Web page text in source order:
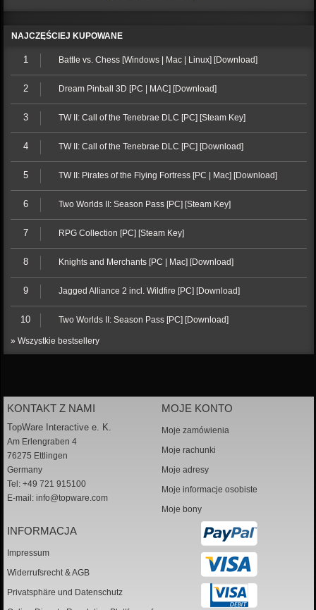
NAJCZĘŚCIEJ KUPOWANE
1 Battle vs. Chess [Windows | Mac | Linux] [Download]
2 Dream Pinball 3D [PC | MAC] [Download]
3 TW II: Call of the Tenebrae DLC [PC] [Steam Key]
4 TW II: Call of the Tenebrae DLC [PC] [Download]
5 TW II: Pirates of the Flying Fortress [PC | Mac] [Download]
6 Two Worlds II: Season Pass [PC] [Steam Key]
7 RPG Collection [PC] [Steam Key]
8 Knights and Merchants [PC | Mac] [Download]
9 Jagged Alliance 2 incl. Wildfire [PC] [Download]
10 Two Worlds II: Season Pass [PC] [Download]
» Wszystkie bestsellery
KONTAKT Z NAMI
TopWare Interactive e. K.
Am Erlengraben 4
76275 Ettlingen
Germany
Tel: +49 721 915100
E-mail: info@topware.com
MOJE KONTO
Moje zamówienia
Moje rachunki
Moje adresy
Moje informacje osobiste
Moje bony
INFORMACJA
Impressum
Widerrufsrecht & AGB
Privatsphäre und Datenschutz